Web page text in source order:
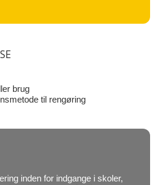
brug
til rengøring
inden for indgange i skoler,